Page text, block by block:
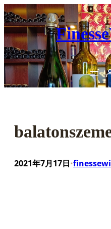
内
容
を
ス
キ
ッ
プ
2021年7月17日•